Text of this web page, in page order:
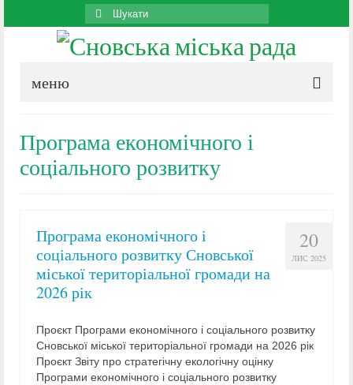
Search
for:
меню
Програма економічного і
соціального розвитку
20
ЛИС 2025
Програма економічного і
соціального розвитку Сновської
міської територіальної громади на
2026 рік
Проєкт Програми економічного і соціального розвитку
Сновської міської територіальної громади на 2026 рік
Проєкт Звіту про стратегічну екологічну оцінку
Програми економічного і соціального розвитку